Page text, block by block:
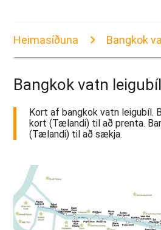
Heimasíðuna Bangkok
Bangkok vatn
Kort af bangkok vatn leigubíl.
kort (Tælandi) til að prenta.
(Tælandi) til að sækja.